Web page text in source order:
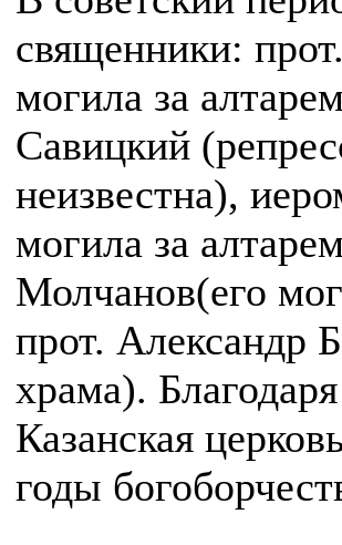
священники:
могила за
Савицкий
неизвестна),
могила за
Молчанов(его
прот. Александр
храма).
Казанская
годы